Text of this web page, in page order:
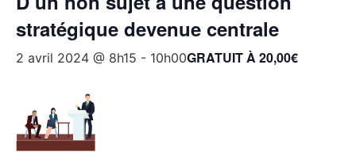
stratégique devenue centrale
2 avril 2024 @ 8h15 - 10h00GRATUIT À 20,00€